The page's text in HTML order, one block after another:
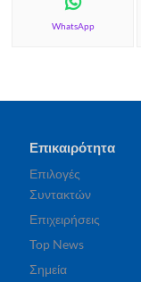
WhatsApp
Επικαιρότητα
Επιλογές
Συντακτών
Επιχειρήσεις
Top News
Σημεία